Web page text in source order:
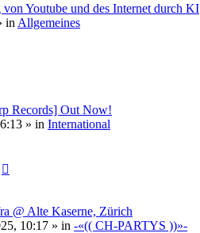
Youtube und des Internet durch KI
in Allgemeines
Records] Out Now!
» in International
@ Alte Kaserne, Zürich
10:17 » in -«(( CH-PARTYS ))»-